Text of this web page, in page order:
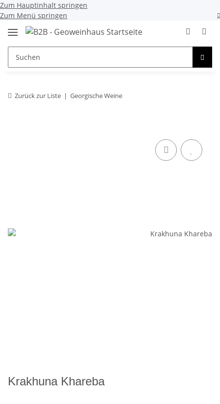
Zum Hauptinhalt springen
Zum Menü springen
Zurück zur Liste Georgische Weine
Krakhuna Khareba